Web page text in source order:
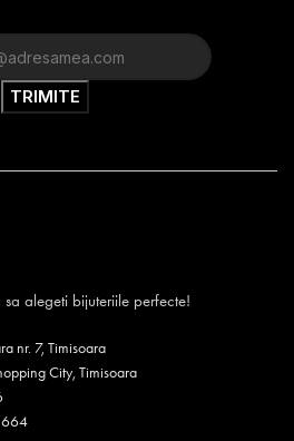
alegeti bijuteriile perfecte!
nr. 7, Timisoara
City, Timisoara
664